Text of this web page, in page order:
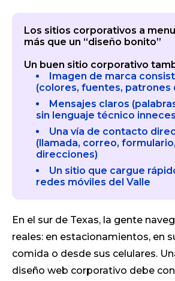
Los sitios corporativos a
más que un “diseño bonito”
Un buen sitio corporativo
Imagen de marca
(colores, fuentes, patrones
Mensajes claros
sin lenguaje técnico
Una vía de contacto
(llamada, correo, formulario,
direcciones)
Un sitio que cargue
redes móviles del Valle
En el sur de Texas, la gente
reales: en estacionamientos, en
comida o desde sus celulares.
diseño web corporativo debe